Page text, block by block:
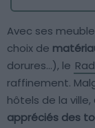
Avec ses
choix de
dorures…), le
raffinement.
hôtels de la ville,
appréciés des